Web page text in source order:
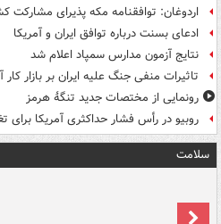
اردوغان: توافقنامه مکه پذیرای
ادعای بسنت درباره توافق ایران و آمریکا
نتایج آزمون مدارس سمپاد اعلام شد
تاثیرات منفی جنگ علیه ایران بر بازار کار
رونمایی از مختصات جدید تنگۀ هرمز
روبیو در رأس فشار حداکثری آمریکا برای
سلامت